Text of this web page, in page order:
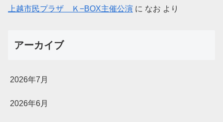
上越市民プラザ Ｋ−BOX主催公演 に なお より
アーカイブ
2026年7月
2026年6月